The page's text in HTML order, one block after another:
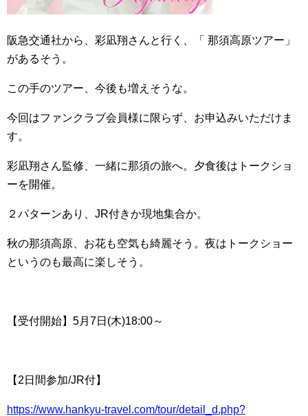
阪急交通社から、彩凪翔さんと行く、「 那須高原ツアー」
があるそう。
この手のツアー、今後も増えそうな。
今回はファンクラブ会員様に限らず、お申込みいただけま
す。
彩凪翔さん監修、一緒に那須の旅へ。夕食後はトークショ
ーを開催。
２パターンあり、JR付きか現地集合か。
秋の那須高原、お花も空気も綺麗そう。夜はトークショー
というのも最高に楽しそう。
【受付開始】5月7日(木)18:00～
【2日間参加/JR付】
https://www.hankyu-travel.com/tour/detail_d.php?